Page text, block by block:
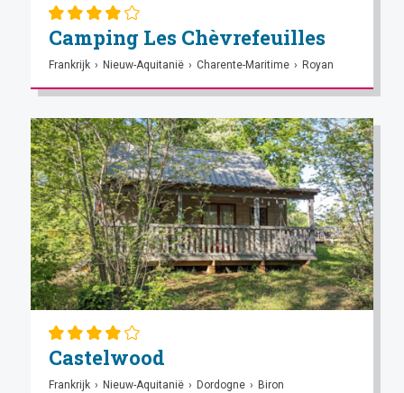
Camping Les Chèvrefeuilles
Frankrijk › Nieuw-Aquitanië › Charente-Maritime › Royan
Castelwood
Frankrijk › Nieuw-Aquitanië › Dordogne › Biron